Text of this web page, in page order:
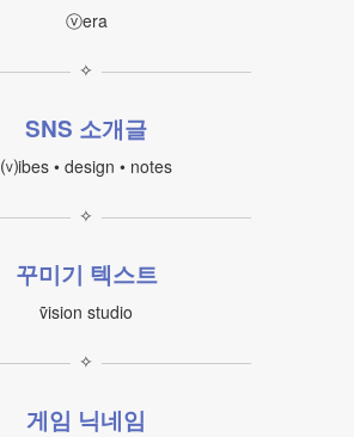
ⓥera
✧
SNS 소개글
⒱ibes • design • notes
✧
꾸미기 텍스트
ṽision studio
✧
게임 닉네임